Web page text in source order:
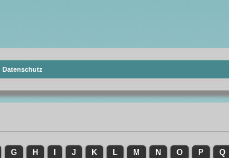
Datenschutz
G H J K L M N O P
Q